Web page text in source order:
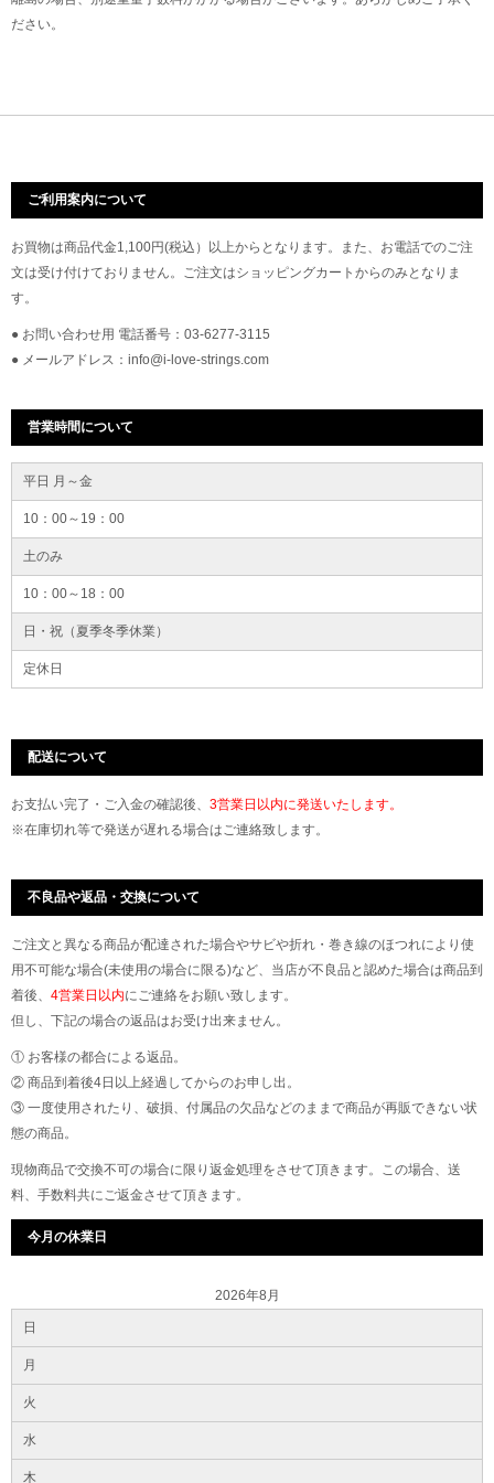
ださい。
ご利用案内について
お買物は商品代金1,100円(税込）以上からとなります。また、お電話でのご注
文は受け付けておりません。ご注文はショッピングカートからのみとなりま
す。
● お問い合わせ用 電話番号：03-6277-3115
● メールアドレス：info@i-love-strings.com
営業時間について
平日 月～金
10：00～19：00
土のみ
10：00～18：00
日・祝（夏季冬季休業）
定休日
配送について
お支払い完了・ご入金の確認後、 3営業日以内に発送いたします。
※在庫切れ等で発送が遅れる場合はご連絡致します。
不良品や返品・交換について
ご注文と異なる商品が配達された場合やサビや折れ・巻き線のほつれにより使
用不可能な場合(未使用の場合に限る)など、当店が不良品と認めた場合は商品到
着後、 4営業日以内にご連絡をお願い致します。
但し、下記の場合の返品はお受け出来ません。
① お客様の都合による返品。
② 商品到着後4日以上経過してからのお申し出。
③ 一度使用されたり、破損、付属品の欠品などのままで商品が再販できない状
態の商品。
現物商品で交換不可の場合に限り返金処理をさせて頂きます。この場合、送
料、手数料共にご返金させて頂きます。
今月の休業日
2026年8月
日
月
火
水
木